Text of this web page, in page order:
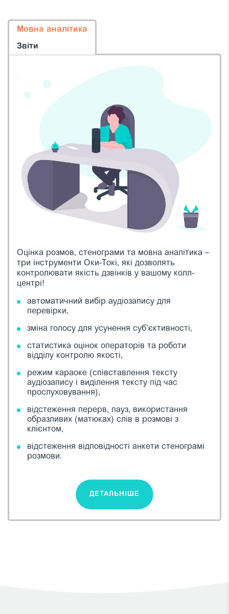
Мовна аналітика
Звіти
Оцінка розмов, стенограми та мовна аналітика –
три інструменти Оки-Токі, які дозволять
контролювати якість дзвінків у вашому колл-
центрі!
автоматичний вибір аудіозапису для
перевірки,
зміна голосу для усунення суб’єктивності,
статистика оцінок операторів та роботи
відділу контролю якості,
режим караоке (співставлення тексту
аудіозапису і виділення тексту під час
прослуховування),
відстеження перерв, пауз, використання
образливих (матюках) слів в розмові з
клієнтом,
відстеження відповідності анкети стенограмі
розмови.
ДЕТАЛЬНІШЕ